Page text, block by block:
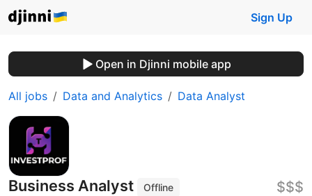
Sign Up
Open in Djinni mobile app
All jobs Data and Analytics Data Analyst
Business Analyst
Offline
$$$